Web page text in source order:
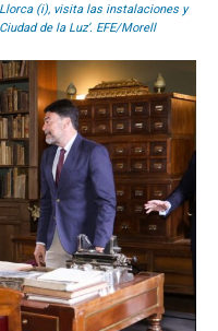
(i), visita las instalaciones y
de la Luz’. EFE/Morell